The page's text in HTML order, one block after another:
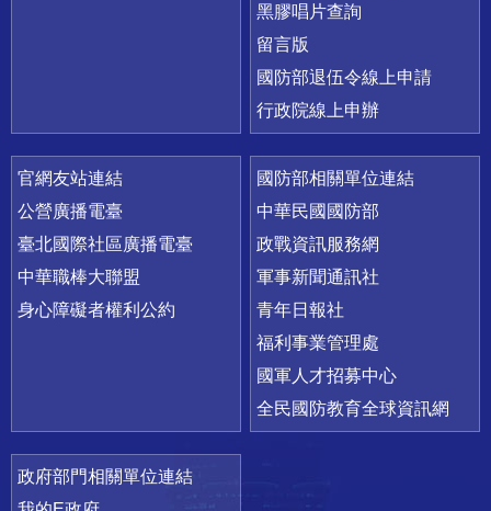
黑膠唱片查詢
留言版
國防部退伍令線上申請
行政院線上申辦
官網友站連結
公營廣播電臺
臺北國際社區廣播電臺
中華職棒大聯盟
身心障礙者權利公約
國防部相關單位連結
中華民國國防部
政戰資訊服務網
軍事新聞通訊社
青年日報社
福利事業管理處
國軍人才招募中心
全民國防教育全球資訊網
政府部門相關單位連結